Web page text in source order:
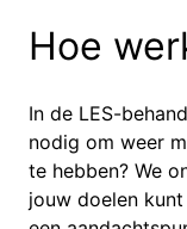
Hoe
In de LES-
nodig om weer
te hebben? We
jouw doelen kunt